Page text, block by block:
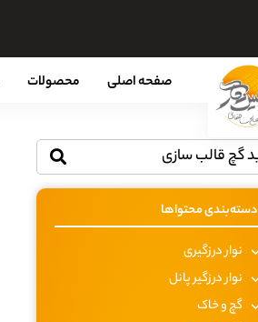
صفحه اصلی محصولات
دسته‌بندی محتواها
نوار درزگیری
نوار درزگیر پانل
گچ و خاک